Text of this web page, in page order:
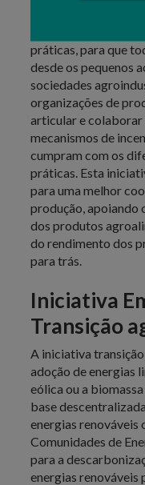
práticas, para que
desde os pequenos
sociedades
organizações de
articular e colaborar
mecanismos de
cumpram com os
práticas. Esta
para uma melhor
produção, apoiando
dos produtos
do rendimento dos
para trás.
Iniciativa
Transição
A iniciativa
adoção de energias
eólica ou a
base
energias renováveis
Comunidades de
para a
energias renováveis